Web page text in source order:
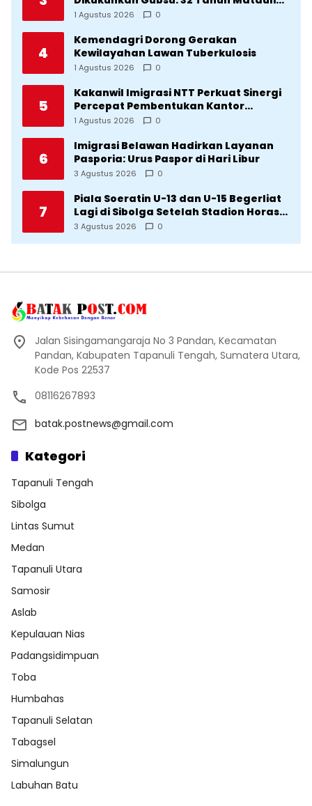
Cetak SDM Unggul
1 Agustus 2026 0
4
Kemendagri Dorong Gerakan
Kewilayahan Lawan Tuberkulosis
1 Agustus 2026 0
5
Kakanwil Imigrasi NTT Perkuat Sinergi
Percepat Pembentukan Kantor
Imigrasi Sumba Timur
1 Agustus 2026 0
6
Imigrasi Belawan Hadirkan Layanan
Pasporia: Urus Paspor di Hari Libur
3 Agustus 2026 0
7
Piala Soeratin U-13 dan U-15 Begerliat
Lagi di Sibolga Setelah Stadion Horas
Direvitalisasi Wali Kota
3 Agustus 2026 0
Jalan Sisingamangaraja No 3 Pandan, Kecamatan
Pandan, Kabupaten Tapanuli Tengah, Sumatera Utara,
Kode Pos 22537
08116267893
batak.postnews@gmail.com
Kategori
Tapanuli Tengah
Sibolga
Lintas Sumut
Medan
Tapanuli Utara
Samosir
Aslab
Kepulauan Nias
Padangsidimpuan
Toba
Humbahas
Tapanuli Selatan
Tabagsel
Simalungun
Labuhan Batu